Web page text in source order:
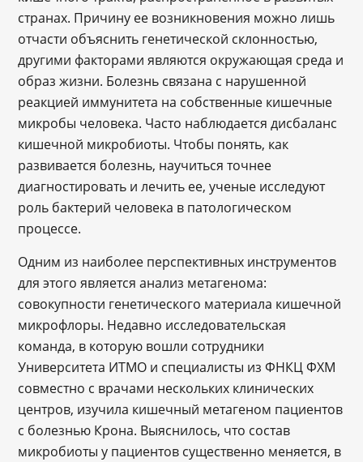
странах. Причину ее возникновения можно лишь
отчасти объяснить генетической склонностью,
другими факторами являются окружающая среда и
образ жизни. Болезнь связана с нарушенной
реакцией иммунитета на собственные кишечные
микробы человека. Часто наблюдается дисбаланс
кишечной микробиоты. Чтобы понять, как
развивается болезнь, научиться точнее
диагностировать и лечить ее, ученые исследуют
роль бактерий человека в патологическом
процессе.
Одним из наиболее перспективных инструментов
для этого является анализ метагенома:
совокупности генетического материала кишечной
микрофлоры. Недавно исследовательская
команда, в которую вошли сотрудники
Университета ИТМО и специалисты из ФНКЦ ФХМ
совместно с врачами нескольких клинических
центров, изучила кишечный метагеном пациентов
с болезнью Крона. Выяснилось, что состав
микробиоты у пациентов существенно меняется, в